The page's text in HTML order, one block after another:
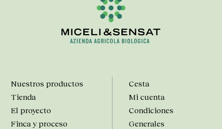
Nuestros productos
Tienda
El proyecto
Finca y proceso
Cesta
Mi cuenta
Condiciones
Generales